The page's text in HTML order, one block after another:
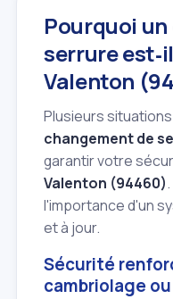
Pourquoi
serrure
Valenton
Plusieurs
changement de
garantir votre
Valenton (94460)
l'importance d'un
et à jour.
Sécurité
cambriolage